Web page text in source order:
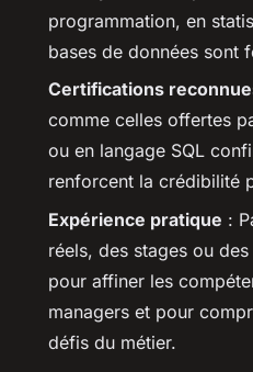
programmation, en
bases de données sont
Certifications
comme celles offertes
ou en langage SQL
renforcent la crédibilité
Expérience pratique :
réels, des stages ou
pour affiner les
managers et pour
défis du métier.